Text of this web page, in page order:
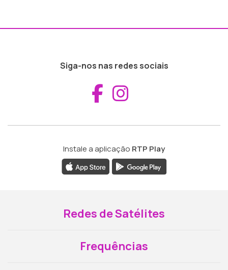
Siga-nos nas redes sociais
Aceder ao
Instale a aplicação RTP Play
Redes de Satélites
Frequências